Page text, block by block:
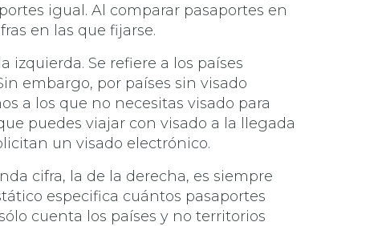
igual. Al comparar pasaportes en
en las que fijarse.
izquierda. Se refiere a los países
embargo, por países sin visado
a los que no necesitas visado para
puedes viajar con visado a la llegada
un visado electrónico.
cifra, la de la derecha, es siempre
especifica cuántos pasaportes
cuenta los países y no territorios